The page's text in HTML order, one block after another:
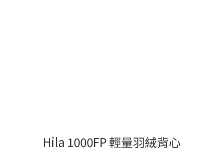
Hila 1000FP 輕量羽絨背心